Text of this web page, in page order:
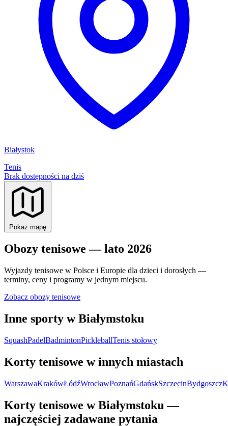
Białystok
Tenis
Brak dostępności na dziś
Pokaż mapę
Obozy tenisowe — lato 2026
Wyjazdy tenisowe w Polsce i Europie dla dzieci i dorosłych —
terminy, ceny i programy w jednym miejscu.
Zobacz obozy tenisowe
Inne sporty w Białymstoku
SquashPadelBadmintonPickleballTenis stołowy
Korty tenisowe w innych miastach
WarszawaKrakówŁódźWrocławPoznańGdańskSzczecinBydgoszcz
Korty tenisowe w Białymstoku —
najczęściej zadawane pytania